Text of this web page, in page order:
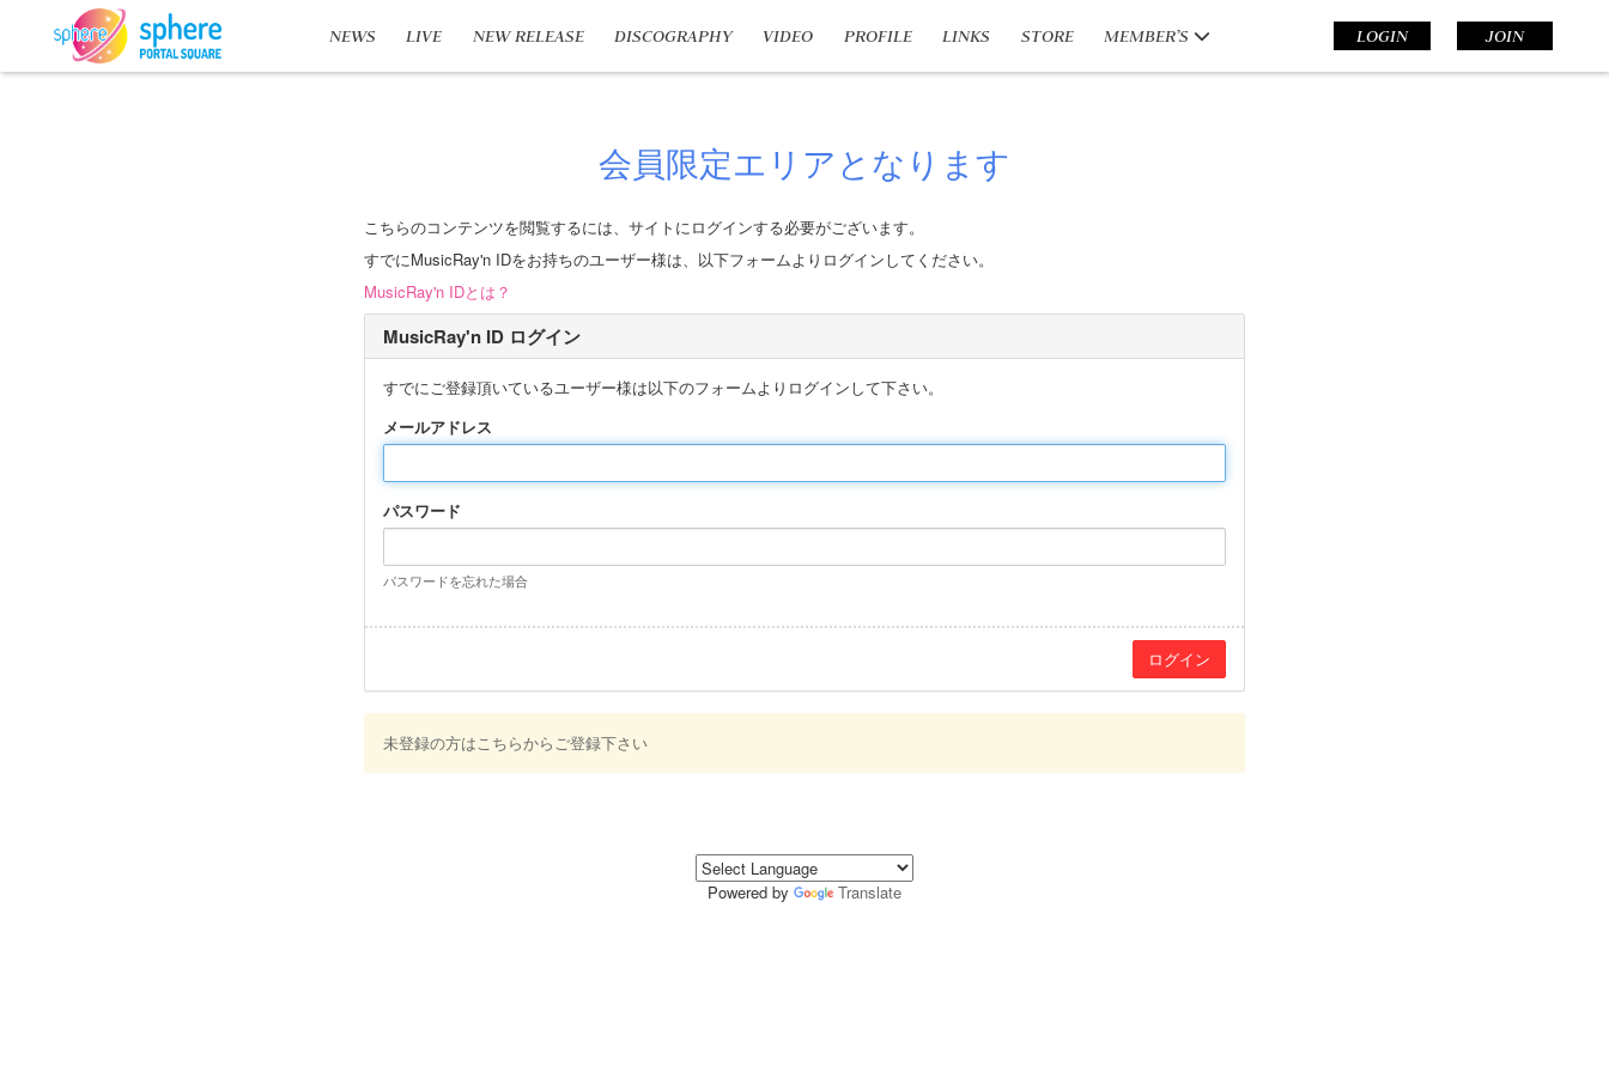
NEWS LIVE NEW RELEASE DISCOGRAPHY VIDEO PROFILE LINKS STORE MEMBER’S LOGIN JOIN
会員限定エリアとなります
こちらのコンテンツを閲覧するには、サイトにログインする必要がございます。
すでにMusicRay'n IDをお持ちのユーザー様は、以下フォームよりログインしてください。
MusicRay'n IDとは？
MusicRay'n ID ログイン
すでにご登録頂いているユーザー様は以下のフォームよりログインして下さい。
メールアドレス
パスワード
パスワードを忘れた場合
未登録の方はこちらからご登録下さい
Powered by Translate